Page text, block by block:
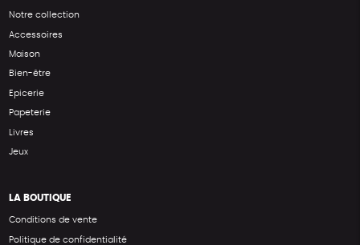
Notre collection
Accessoires
Maison
Bien-être
Epicerie
Papeterie
Livres
Jeux
LA BOUTIQUE
Conditions de vente
Politique de confidentialité